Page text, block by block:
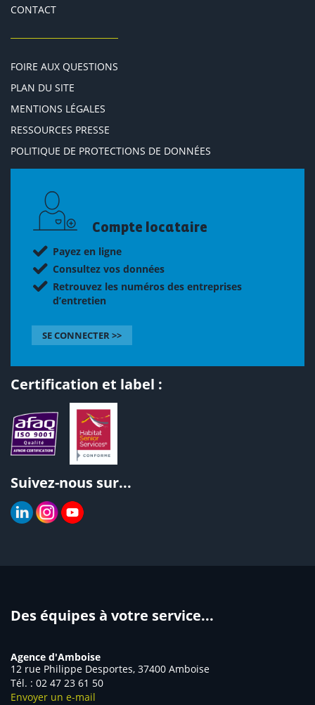
CONTACT
FOIRE AUX QUESTIONS
PLAN DU SITE
MENTIONS LÉGALES
RESSOURCES PRESSE
POLITIQUE DE PROTECTIONS DE DONNÉES
Compte locataire
Payez en ligne
Consultez vos données
Retrouvez les numéros des entreprises
d’entretien
SE CONNECTER >>
Certification et label :
Suivez-nous sur...
Des équipes à votre service...
Agence d'Amboise
12 rue Philippe Desportes, 37400 Amboise
Tél. : 02 47 23 61 50
Envoyer un e-mail